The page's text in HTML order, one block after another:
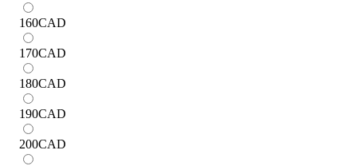
160CAD
170CAD
180CAD
190CAD
200CAD